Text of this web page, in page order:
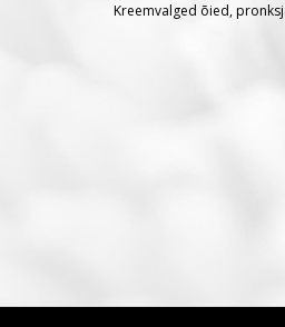
Kreemvalged õied,